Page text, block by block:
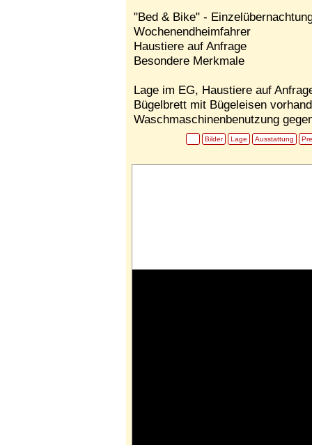
"Bed & Bike" -
Wochenendheimfahrer
Haustiere auf Anfrage
Besondere Merkmale
Lage im EG, Haustiere auf
Bügelbrett mit Bügeleisen
Waschmaschinenbenutzung
Bilder Lage Ausstattung